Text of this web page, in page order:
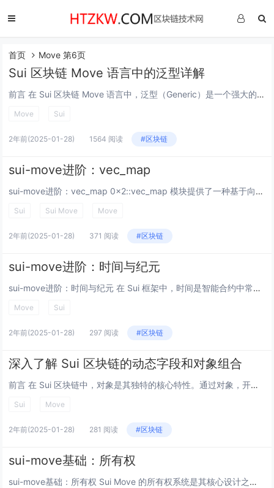
首页 Move 第6页
Sui 区块链 Move 语言中的泛型详解
前言 在 Sui 区块链 Move 语言中，泛型（Generic）是一个强大的工具，它允许开发者在编写代码时进行类型或属性的抽象替代。这种抽象极大地提高了代码的灵活性，减少了重复逻辑，并提升了代码的可扩展性。本文将深入探讨 Move 中的...
Move Sui
2年前(2025-01-28) 1564 阅读 #区块链
sui-move进阶：vec_map
sui-move进阶：vec_map 0x2::vec_map 模块提供了一种基于向量实现的键值映射数据结构（VecMap）。它支持常见的映射操作，数据以插入顺序存储，而非按键排序。 然而，它的操作复杂度为 O(N)，其设计主要是为小型...
Sui Sui Move Move
2年前(2025-01-28) 371 阅读 #区块链
sui-move进阶：时间与纪元
sui-move进阶：时间与纪元 在 Sui 框架中，时间是智能合约中常用的元素，用于管理操作期（纪元）和获取精确的时间戳。Sui 提供了两种主要的时间机制：纪元（Epoch） 和 时间（Time），它们在质押、验证人集合管理和其他操作中...
Move Sui
2年前(2025-01-28) 297 阅读 #区块链
深入了解 Sui 区块链的动态字段和对象组合
前言 在 Sui 区块链中，对象是其独特的核心特性。通过对象，开发者可以灵活地管理链上的数据，并以创新的方式构建复杂的功能。在这篇博客中，我们将全面介绍 Sui 区块链中的三种对象组合方法及其适用场景：对象包装、动态字段和动态对象字段。...
Sui Move
2年前(2025-01-28) 281 阅读 #区块链
sui-move基础：所有权
sui-move基础：所有权 Sui Move 的所有权系统是其核心设计之一，用于确保资源的安全管理和防止误用。通过静态检查所有权转移和资源生命周期，Sui Move 提供了内置的编程保障，帮助开发者构建安全高效的智能合约。 这篇文章应...